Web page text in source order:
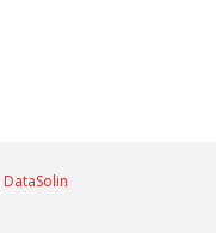
DataSolin